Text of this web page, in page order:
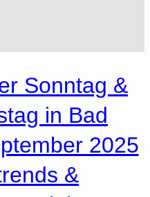
Sonntag &
in Bad
2025
&